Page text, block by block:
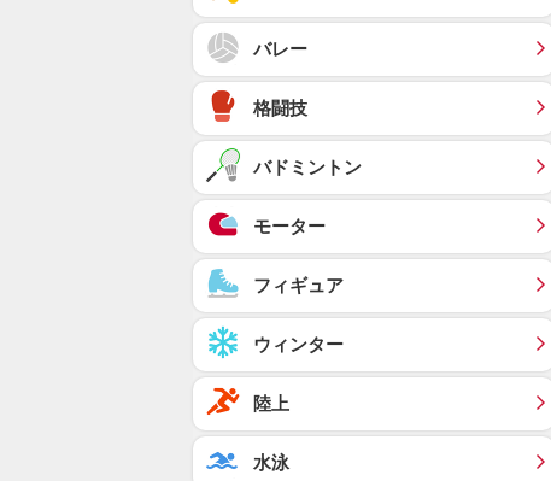
バレー
格闘技
バドミントン
モーター
フィギュア
ウィンター
陸上
水泳